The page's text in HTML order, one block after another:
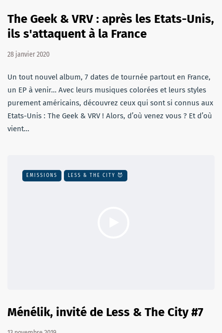
The Geek & VRV : après les Etats-Unis,
ils s'attaquent à la France
28 janvier 2020
Un tout nouvel album, 7 dates de tournée partout en France,
un EP à venir… Avec leurs musiques colorées et leurs styles
purement américains, découvrez ceux qui sont si connus aux
Etats-Unis : The Geek & VRV ! Alors, d’où venez vous ? Et d’où
vient…
EMISSIONS LESS & THE CITY 😈
Ménélik, invité de Less & The City #7